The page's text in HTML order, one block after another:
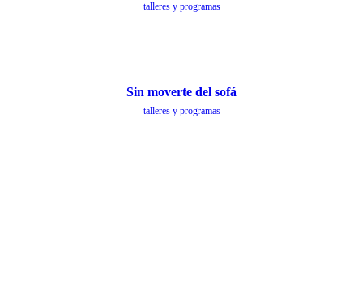
talleres y programas
Sin moverte del sofá
talleres y programas